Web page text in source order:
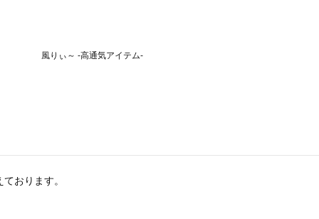
おります。